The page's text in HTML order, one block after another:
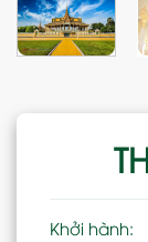
Khởi hành: